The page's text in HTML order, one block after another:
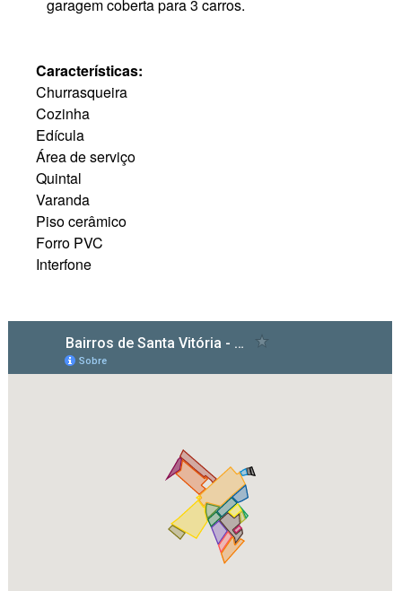
garagem coberta para 3 carros.
Características:
Churrasqueira
Cozinha
Edícula
Área de serviço
Quintal
Varanda
Piso cerâmico
Forro PVC
Interfone